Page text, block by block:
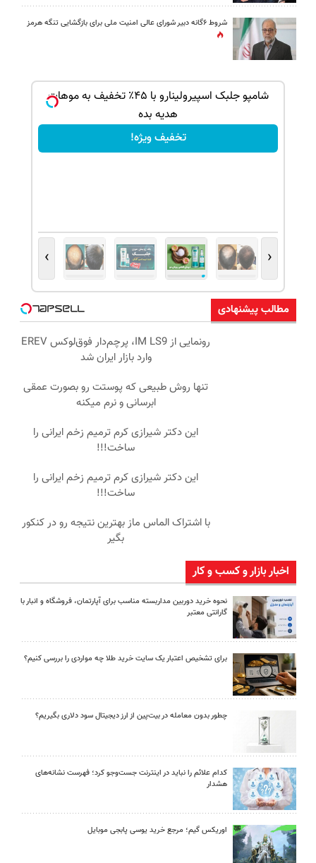
شروط ۶گانه دبیر شورای عالی امنیت ملی برای بازگشایی تنگه هرمز
شامپو جلبک اسپیرولینارو با ۴۵٪ تخفیف به موهات
هدیه بده
تخفیف ویژه!
‹
›
مطالب پیشنهادی
رونمایی از IM LS9، پرچم‌دار فوق‌لوکس EREV
وارد بازار ایران شد
تنها روش طبیعی که پوستت رو بصورت عمقی
ابرسانی و نرم میکنه
این دکتر شیرازی کرم ترمیم زخم ایرانی را
ساخت!!!
این دکتر شیرازی کرم ترمیم زخم ایرانی را
ساخت!!!
با اشتراک الماس ماز بهترین نتیجه رو در کنکور
بگیر
اخبار بازار و کسب و کار
نحوه خرید دوربین مداربسته مناسب برای آپارتمان، فروشگاه و انبار با
گارانتی معتبر
برای تشخیص اعتبار یک سایت خرید طلا چه مواردی را بررسی کنیم؟
چطور بدون معامله در بیت‌پین از ارز دیجیتال سود دلاری بگیریم؟
کدام علائم را نباید در اینترنت جست‌وجو کرد؛ فهرست نشانه‌های
هشدار
اوریکس گیم؛ مرجع خرید یوسی پابجی موبایل